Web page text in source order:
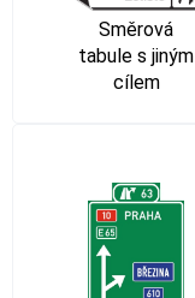
Směrová
tabule s jiným
cílem